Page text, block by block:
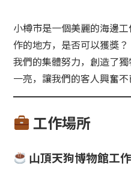
小樽藤
新雪谷溫泉鄉 Ikoinoyu Inn
小樽市政府
小樽觀光協會
北海道空中纜車協會
天狗山滑雪學校
小樽滑雪聯盟
小樽玻璃工作室
小樽市是一個美麗的海邊
作的地方，是否可以獲獎？
我們的集體努力，創造了
一亮，讓我們的客人興奮不
工作場所
山頂天狗博物館工